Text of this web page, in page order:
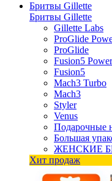
Бритвы Gillette
Бритвы Gillette
Gillette Labs
ProGlide
ProGlide
Fusion5 Power
Fusion5
Mach3 Turbo
Mach3
Styler
Venus
Подарочные
Большая
ЖЕНСКИЕ
Хит продаж